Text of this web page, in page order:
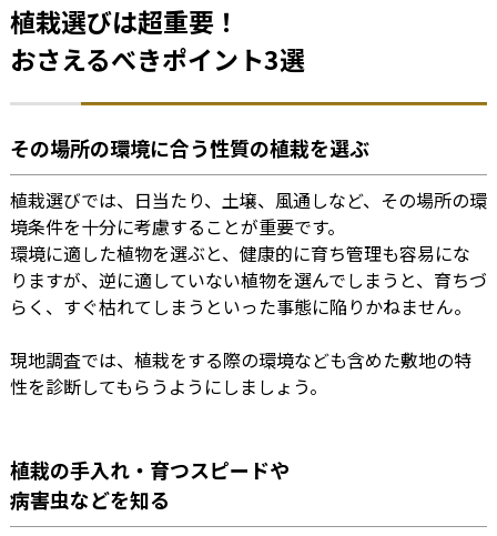
植栽選びは超重要！
おさえるべきポイント3選
その場所の環境に合う性質の植栽を選ぶ
植栽選びでは、日当たり、土壌、風通しなど、その場所の環
境条件を十分に考慮することが重要です。
環境に適した植物を選ぶと、健康的に育ち管理も容易にな
りますが、逆に適していない植物を選んでしまうと、育ちづ
らく、すぐ枯れてしまうといった事態に陥りかねません。
現地調査では、植栽をする際の環境なども含めた敷地の特
性を診断してもらうようにしましょう。
植栽の手入れ・育つスピードや
病害虫などを知る